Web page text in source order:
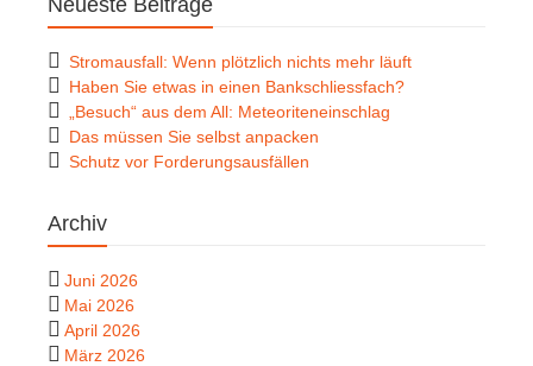
Stromausfall: Wenn plötzlich nichts mehr läuft
Haben Sie etwas in einen Bankschliessfach?
„Besuch“ aus dem All: Meteoriteneinschlag
Das müssen Sie selbst anpacken
Schutz vor Forderungsausfällen
Archiv
Juni 2026
Mai 2026
April 2026
März 2026